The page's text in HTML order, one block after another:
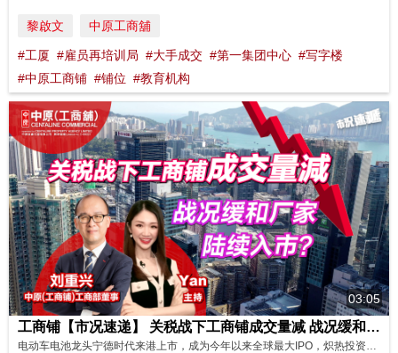
黎啟文 中原工商舖
#工厦 #雇员再培训局 #大手成交 #第一集团中心 #写字楼
#中原工商铺 #铺位 #教育机构
03:05
工商铺【市况速递】 关税战下工商铺成交量减 战况缓和厂家陆续入市？